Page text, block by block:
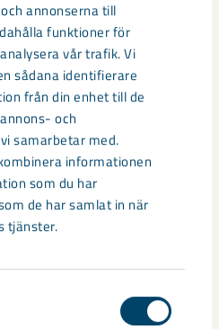
annonserna till
funktioner för
vår trafik. Vi
sådana identifierare
från din enhet till de
och
samarbetar med.
informationen
som du har
de har samlat in när
tjänster.
= fast change”, ( 11.30-
Key examples